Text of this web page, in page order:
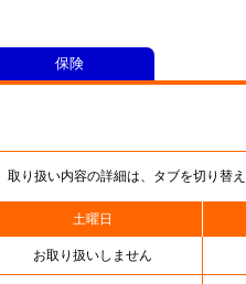
り扱い内容の詳細は、タブを切り替え
土曜日
お取り扱いしません
保険